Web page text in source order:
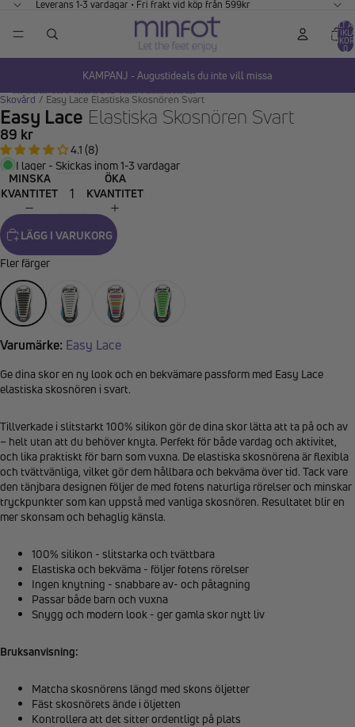
Leverans 1-3 vardagar • Fri frakt vid köp från 599kr
TOTALT
0
KAMPANJ - Augustideals du inte vill missa
HOPPA TILL PRODUKTINFORMATION
Skovård / Easy Lace Elastiska Skosnören Svart
Easy Lace Elastiska Skosnören Svart
89 kr
4.1 (8)
I lager - Skickas inom 1-3 vardagar
MINSKA
KVANTITET
ÖKA
KVANTITET
LÄGG I VARUKORG
Fler färger
Varumärke: Easy Lace
Ge dina skor en ny look och en bekvämare passform med Easy Lace
elastiska skosnören i svart.
Tillverkade i slitstarkt 100% silikon gör de dina skor lätta att ta på och av
– helt utan att du behöver knyta. Perfekt för både vardag och aktivitet,
och lika praktiskt för barn som vuxna. De elastiska skosnörena är flexibla
och tvättvänliga, vilket gör dem hållbara och bekväma över tid. Tack vare
den tänjbara designen följer de med fotens naturliga rörelser och minskar
tryckpunkter som kan uppstå med vanliga skosnören. Resultatet blir en
mer skonsam och behaglig känsla.
100% silikon - slitstarka och tvättbara
Elastiska och bekväma - följer fotens rörelser
Ingen knytning - snabbare av- och påtagning
Passar både barn och vuxna
Snygg och modern look - ger gamla skor nytt liv
Bruksanvisning:
Matcha skosnörens längd med skons öljetter
Fäst skosnörets ände i öljetten
Kontrollera att det sitter ordentligt på plats